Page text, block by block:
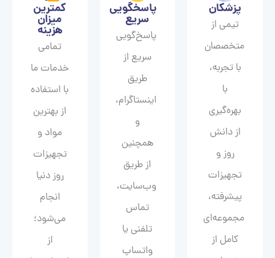
پزشکان
تیمی از
متخصصان
با تجربه،
با
بهره‌گیری
از دانش
روز و
تجهیزات
پیشرفته،
مجموعه‌ای
کامل از
پاسخگویی
سریع
پاسخ‌گویی
سریع از
طریق
اینستاگرام،
و
همچنین
از طریق
وب‌سایت،
تماس
تلفنی یا
واتساپ
کمترین
میزان
هزینه
تمامی
خدمات ما
با استفاده
از بهترین
مواد و
تجهیزات
روز دنیا
انجام
می‌شود؛
از